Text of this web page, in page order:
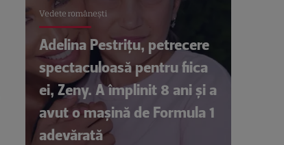
Vedete româneşti
Adelina Pestrițu, petrecere
spectaculoasă pentru fiica
ei, Zeny. A împlinit 8 ani și a
avut o mașină de Formula 1
adevărată